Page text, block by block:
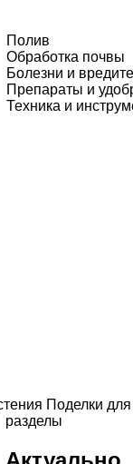
Полив
Обработка почвы
Болезни и
Препараты и
Техника и
Поделки
разделы